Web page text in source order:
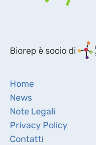
Biorep è socio di
Home
News
Note Legali
Privacy Policy
Contatti